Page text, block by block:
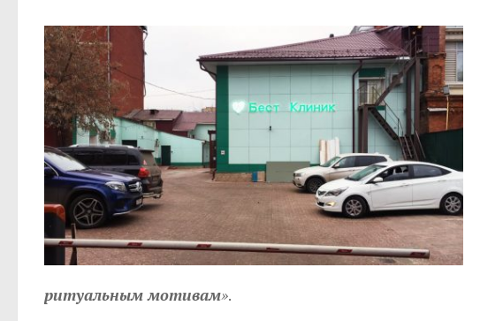
ритуальным мотивам».